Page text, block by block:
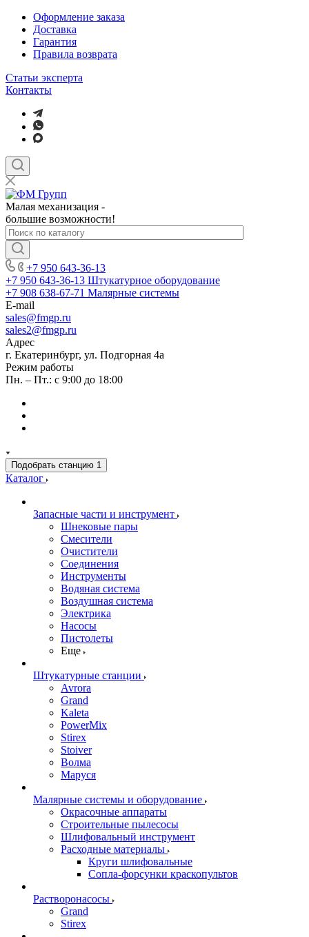
Оформление заказа
Доставка
Гарантия
Правила возврата
Статьи эксперта
Контакты
Малая механизация -
большие возможности!
+7 950 643-36-13
+7 950 643-36-13 Штукатурное оборудование
+7 908 638-67-71 Малярные системы
E-mail
sales@fmgp.ru
sales2@fmgp.ru
Адрес
г. Екатеринбург, ул. Подгорная 4а
Режим работы
Пн. – Пт.: с 9:00 до 18:00
Подобрать станцию 1
Каталог
Запасные части и инструмент
Шнековые пары
Смесители
Очистители
Соединения
Инструменты
Водяная система
Воздушная система
Электрика
Насосы
Пистолеты
Еще
Штукатурные станции
Avrora
Grand
Kaleta
PowerMix
Stirex
Stoiver
Волма
Маруся
Малярные системы и оборудование
Окрасочные аппараты
Строительные пылесосы
Шлифовальный инструмент
Расходные материалы
Круги шлифовальные
Сопла-форсунки краскопультов
Растворонасосы
Grand
Stirex